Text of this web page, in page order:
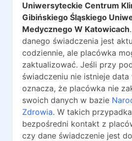
Uniwersyteckie Centrum
Gibińskiego Śląskiego
Medycznego W Katowicach
danego świadczenia jest
codziennie, ale placówka
zaktualizować. Jeśli przy
świadczeniu nie istnieje
oznacza, że placówka nie
swoich danych w bazie
Zdrowia. W takich
bezpośredni kontakt z
czy dane świadczenie jest